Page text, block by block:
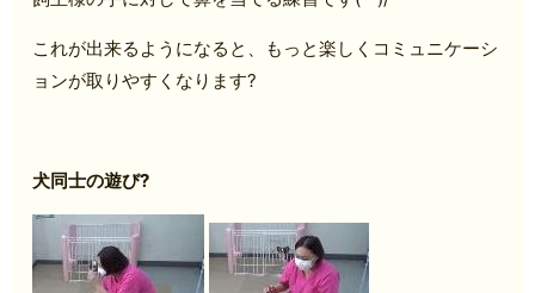
これが出来るようになると、もっと楽しくコミュニケーシ
ョンが取りやすくなります?
犬同士の遊び?